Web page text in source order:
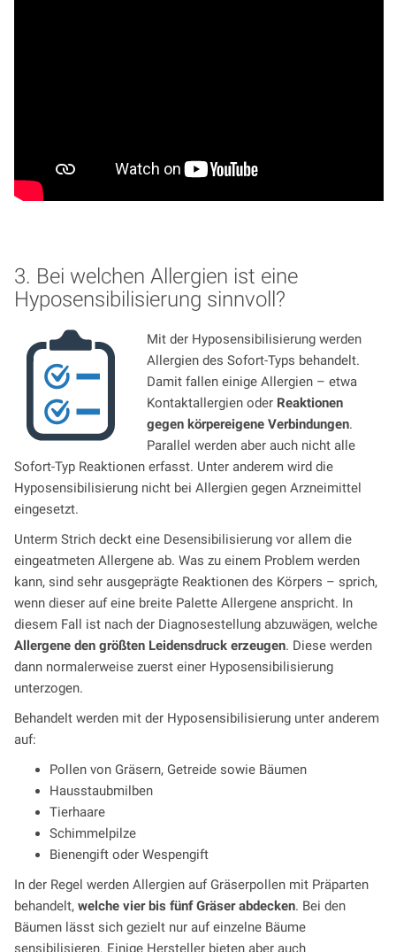
3. Bei welchen Allergien ist eine
Hyposensibilisierung sinnvoll?
Mit der Hyposensibilisierung werden
Allergien des Sofort-Typs behandelt.
Damit fallen einige Allergien – etwa
Kontaktallergien oder Reaktionen
gegen körpereigene Verbindungen.
Parallel werden aber auch nicht alle
Sofort-Typ Reaktionen erfasst. Unter anderem wird die
Hyposensibilisierung nicht bei Allergien gegen Arzneimittel
eingesetzt.
Unterm Strich deckt eine Desensibilisierung vor allem die
eingeatmeten Allergene ab. Was zu einem Problem werden
kann, sind sehr ausgeprägte Reaktionen des Körpers – sprich,
wenn dieser auf eine breite Palette Allergene anspricht. In
diesem Fall ist nach der Diagnosestellung abzuwägen, welche
Allergene den größten Leidensdruck erzeugen. Diese werden
dann normalerweise zuerst einer Hyposensibilisierung
unterzogen.
Behandelt werden mit der Hyposensibilisierung unter anderem
auf:
Pollen von Gräsern, Getreide sowie Bäumen
Hausstaubmilben
Tierhaare
Schimmelpilze
Bienengift oder Wespengift
In der Regel werden Allergien auf Gräserpollen mit Präparten
behandelt, welche vier bis fünf Gräser abdecken. Bei den
Bäumen lässt sich gezielt nur auf einzelne Bäume
sensibilisieren. Einige Hersteller bieten aber auch